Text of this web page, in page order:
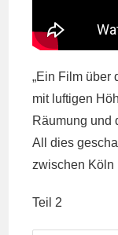
„Ein Film über
mit luftigen
Räumung und
All dies
zwischen Köln
Teil 2